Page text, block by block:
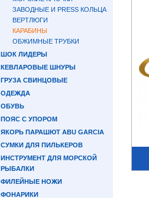
ЗАВОДНЫЕ И PRESS КОЛЬЦА
ВЕРТЛЮГИ
КАРАБИНЫ
ОБЖИМНЫЕ ТРУБКИ
ШОК ЛИДЕРЫ
КЕВЛАРОВЫЕ ШНУРЫ
ГРУЗА СВИНЦОВЫЕ
ОДЕЖДА
ОБУВЬ
ПОЯС С УПОРОМ
ЯКОРЬ ПАРАШЮТ ABU GARCIA
СУМКИ ДЛЯ ПИЛЬКЕРОВ
ИНСТРУМЕНТ ДЛЯ МОРСКОЙ
РЫБАЛКИ
ФИЛЕЙНЫЕ НОЖИ
ФОНАРИКИ